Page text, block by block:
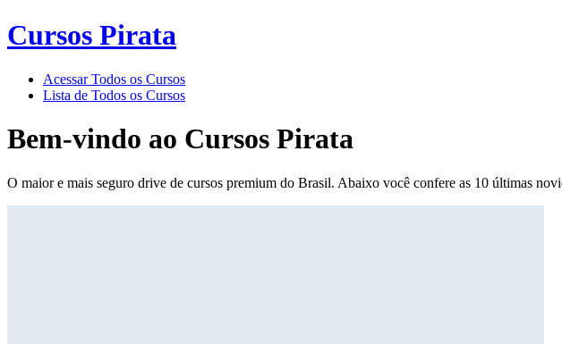
Cursos Pirata
Acessar Todos os Cursos
Lista de Todos os Cursos
Bem-vindo ao Cursos Pirata
O maior e mais seguro drive de cursos premium do Brasil. Abaixo você confere as 10 últimas